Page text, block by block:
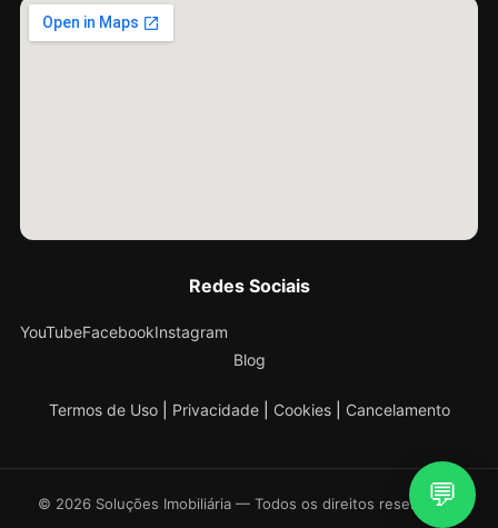
Redes Sociais
YouTubeFacebookInstagram
Blog
Termos de Uso| Privacidade| Cookies| Cancelamento
© 2026 Soluções Imobiliária — Todos os direitos reservados.
💬